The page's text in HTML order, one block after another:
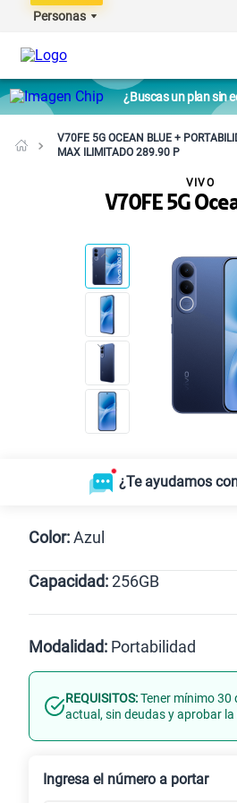
Personas
¿Buscas un plan sin
V70FE 5G OCEAN BLUE +
MAX ILIMITADO 289.90 P
V70FE 5G
VIVO
¿Te ayudamos
Color:Azul
Azul
Capacidad:256GB
256GB
Modalidad: Portabilidad
Línea Nueva
REQUISITOS:Tener mínimo
actual, sin deudas y aprobar
Ingresa el número a portar